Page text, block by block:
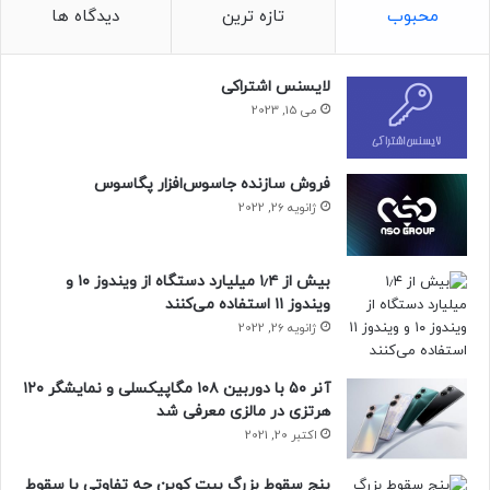
ETF پروشیرز بدون شک بزرگ‌ترین حجم
معامله طبیعی، عمومی و مردمی است.
بالچوناس در ادامه گفت
حجم معامله صندوق قابل معامله در
بورس Blackrock US Carbon
محبوب تازه ترین دیدگاه ها
لایسنس اشتراکی
می 15, 2023
فروش سازنده جاسوس‌افزار پگاسوس
ژانویه 26, 2022
بیش از ۱٫۴ میلیارد دستگاه از ویندوز ۱۰ و
ویندوز ۱۱ استفاده می‌کنند
ژانویه 26, 2022
آنر ۵۰ با دوربین ۱۰۸ مگاپیکسلی و نمایشگر ۱۲۰
هرتزی در مالزی معرفی شد
اکتبر 20, 2021
پنج سقوط بزرگ بیت کوین چه تفاوتی با سقوط